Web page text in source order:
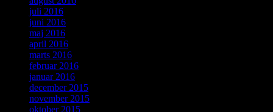
juli 2016
juni 2016
maj 2016
april 2016
marts 2016
februar 2016
januar 2016
december 2015
november 2015
oktober 2015